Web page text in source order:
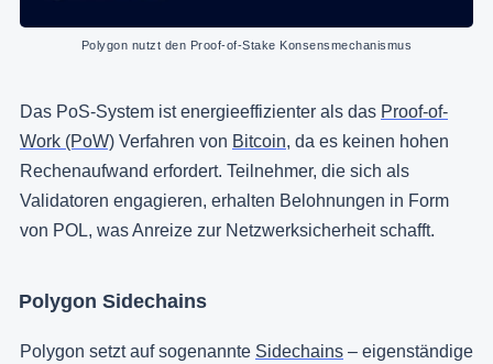
Polygon nutzt den Proof-of-Stake Konsensmechanismus
Das PoS-System ist energieeffizienter als das Proof-of-
Work (PoW) Verfahren von Bitcoin, da es keinen hohen
Rechenaufwand erfordert. Teilnehmer, die sich als
Validatoren engagieren, erhalten Belohnungen in Form
von POL, was Anreize zur Netzwerksicherheit schafft.
Polygon Sidechains
Polygon setzt auf sogenannte Sidechains – eigenständige